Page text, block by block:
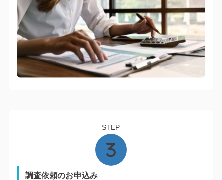
STEP
調査依頼のお申込み